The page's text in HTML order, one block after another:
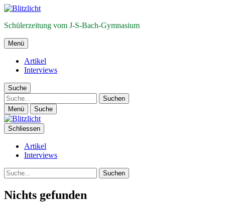
Schülerzeitung vom J-S-Bach-Gymnasium
Menü
Artikel
Interviews
Suche
Suche
Menü Suche
Schliessen
Artikel
Interviews
Suche
Nichts gefunden